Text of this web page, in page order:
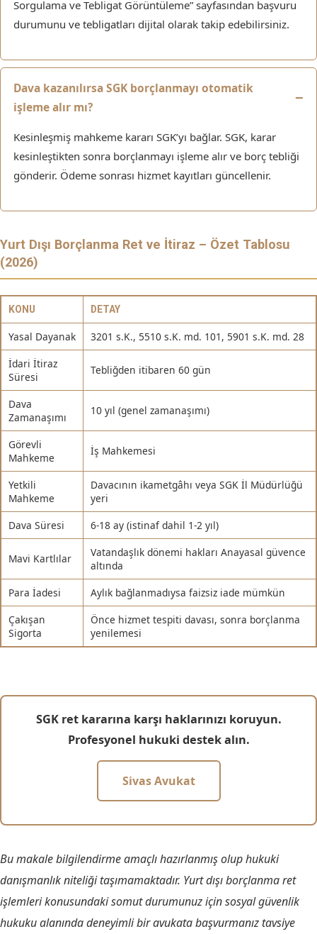
Sorgulama ve Tebligat Görüntüleme” sayfasından başvuru
durumunu ve tebligatları dijital olarak takip edebilirsiniz.
Dava kazanılırsa SGK borçlanmayı otomatik
işleme alır mı?
Kesinleşmiş mahkeme kararı SGK’yı bağlar. SGK, karar
kesinleştikten sonra borçlanmayı işleme alır ve borç tebliği
gönderir. Ödeme sonrası hizmet kayıtları güncellenir.
Yurt Dışı Borçlanma Ret ve İtiraz – Özet Tablosu
(2026)
KONU DETAY
Yasal Dayanak
3201 s.K., 5510 s.K. md. 101, 5901 s.K. md. 28
İdari İtiraz
Süresi
Tebliğden itibaren 60 gün
Dava
Zamanaşımı
10 yıl (genel zamanaşımı)
Görevli
Mahkeme
İş Mahkemesi
Yetkili
Mahkeme
Davacının ikametgâhı veya SGK İl Müdürlüğü
yeri
Dava Süresi
6-18 ay (istinaf dahil 1-2 yıl)
Mavi Kartlılar
Vatandaşlık dönemi hakları Anayasal güvence
altında
Para İadesi
Aylık bağlanmadıysa faizsiz iade mümkün
Çakışan
Sigorta
Önce hizmet tespiti davası, sonra borçlanma
yenilemesi
SGK ret kararına karşı haklarınızı koruyun.
Profesyonel hukuki destek alın.
Sivas Avukat
Bu makale bilgilendirme amaçlı hazırlanmış olup hukuki
danışmanlık niteliği taşımamaktadır. Yurt dışı borçlanma ret
işlemleri konusundaki somut durumunuz için sosyal güvenlik
hukuku alanında deneyimli bir avukata başvurmanız tavsiye